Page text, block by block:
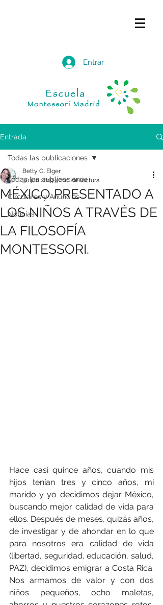
Entrar
Entrada
Todas las publicaciones
Circulares y Anuncios
Noticias
Todas las publicaciones
MÉXICO PRESENTADO A
LOS NIÑOS A TRAVÉS DE
LA FILOSOFÍA
MONTESSORI.
Betty G. Elger
30 jun 20193 min de lectura
Hace casi quince años, cuando mis
hijos tenían tres y cinco años, mi
marido y yo decidimos dejar México,
buscando mejor calidad de vida para
ellos. Después de meses, quizás años,
de investigar y de ahondar en lo que
para nosotros era calidad de vida
(libertad, seguridad, educación, salud,
PAZ), decidimos emigrar a Costa Rica.
Nos armamos de valor y con dos
niños pequeños, ocho maletas,